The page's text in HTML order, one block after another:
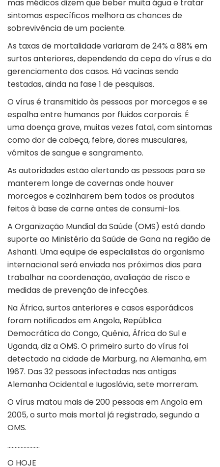
mas médicos dizem que beber muita água e tratar
sintomas específicos melhora as chances de
sobrevivência de um paciente.
As taxas de mortalidade variaram de 24% a 88% em
surtos anteriores, dependendo da cepa do vírus e do
gerenciamento dos casos. Há vacinas sendo
testadas, ainda na fase 1 de pesquisas.
O vírus é transmitido às pessoas por morcegos e se
espalha entre humanos por fluidos corporais. É
uma doença grave, muitas vezes fatal, com sintomas
como dor de cabeça, febre, dores musculares,
vômitos de sangue e sangramento.
As autoridades estão alertando as pessoas para se
manterem longe de cavernas onde houver
morcegos e cozinharem bem todos os produtos
feitos à base de carne antes de consumi-los.
A Organização Mundial da Saúde (OMS) está dando
suporte ao Ministério da Saúde de Gana na região de
Ashanti. Uma equipe de especialistas do organismo
internacional será enviada nos próximos dias para
trabalhar na coordenação, avaliação de risco e
medidas de prevenção de infecções.
Na África, surtos anteriores e casos esporádicos
foram notificados em Angola, República
Democrática do Congo, Quênia, África do Sul e
Uganda, diz a OMS. O primeiro surto do vírus foi
detectado na cidade de Marburg, na Alemanha, em
1967. Das 32 pessoas infectadas nas antigas
Alemanha Ocidental e Iugoslávia, sete morreram.
O vírus matou mais de 200 pessoas em Angola em
2005, o surto mais mortal já registrado, segundo a
OMS.
………………….
O HOJE